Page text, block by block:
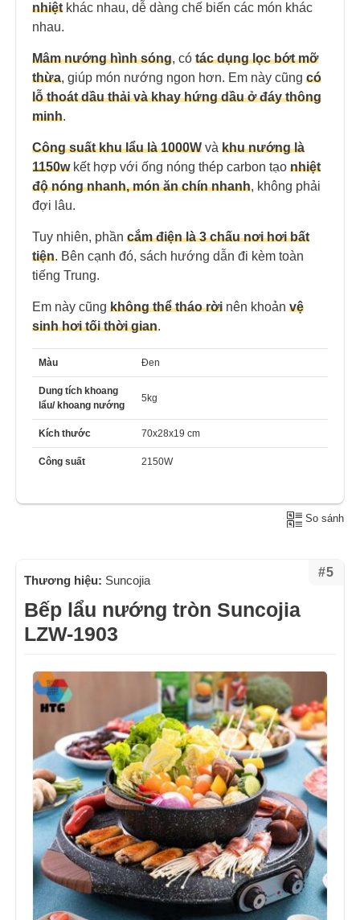
nhiệt khác nhau, dễ dàng chế biến các món khác
nhau.
Mâm nướng hình sóng, có tác dụng lọc bớt mỡ
thừa, giúp món nướng ngon hơn. Em này cũng có
lỗ thoát dầu thải và khay hứng dầu ở đáy thông
minh.
Công suất khu lẩu là 1000W và khu nướng là
1150wkết hợp với ống nóng thép carbon tạo nhiệt
độ nóng nhanh, món ăn chín nhanh, không phải
đợi lâu.
Tuy nhiên, phần cắm điện là 3 chấu nơi hơi bất
tiện. Bên cạnh đó, sách hướng dẫn đi kèm toàn
tiếng Trung.
Em này cũng không thể tháo rời nên khoản vệ
sinh hơi tối thời gian.
Màu Đen
Dung tích khoang
lẩu/ khoang nướng
5kg
Kích thước 70x28x19 cm
Công suất 2150W
So sánh
#5
Thương hiệu: Suncojia
Bếp lẩu nướng tròn Suncojia
LZW-1903